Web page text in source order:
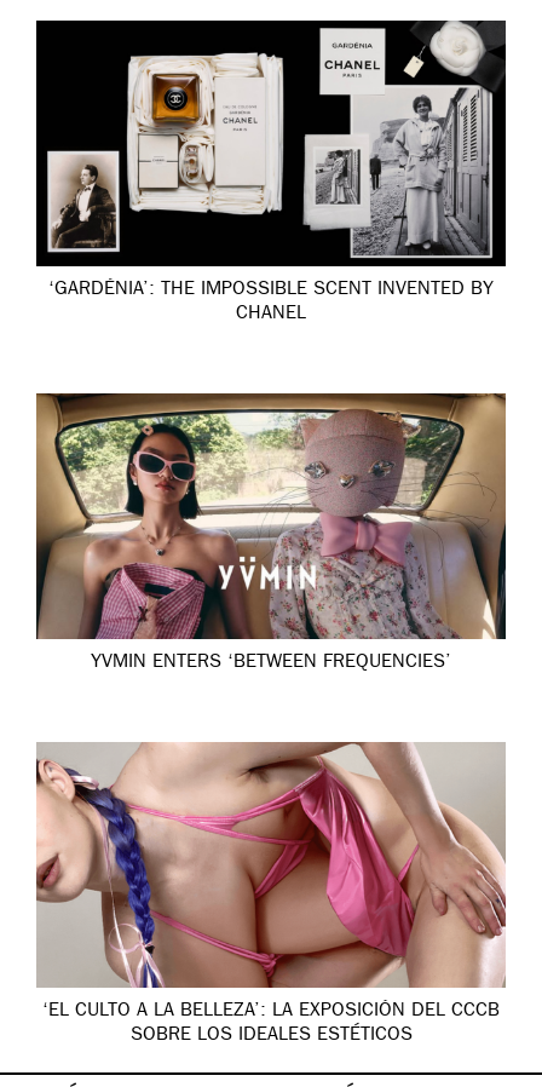
‘GARDÉNIA’: THE IMPOSSIBLE SCENT INVENTED BY
CHANEL
YVMIN ENTERS ‘BETWEEN FREQUENCIES’
‘EL CULTO A LA BELLEZA’: LA EXPOSICIÓN DEL CCCB
SOBRE LOS IDEALES ESTÉTICOS